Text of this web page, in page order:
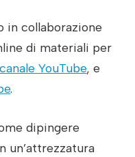
in collaborazione
di materiali per
YouTube, e
.
dipingere
un’attrezzatura